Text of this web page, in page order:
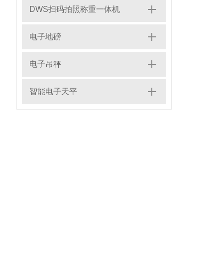
DWS扫码拍照称重一体机
电子地磅
电子吊秤
智能电子天平